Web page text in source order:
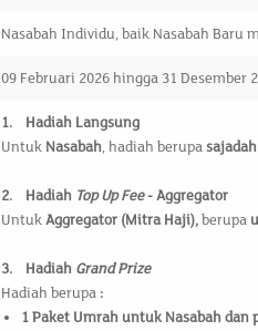
Nasabah Individu, baik Nasabah Baru
09 Februari 2026 hingga 31 Desember
1. Hadiah Langsung
Untuk Nasabah, hadiah berupa
2. Hadiah Top Up Fee- Aggregator
UntukAggregator (Mitra Haji),berupa
3. Hadiah Grand Prize
Hadiah berupa :
1 Paket Umrah untuk Nasabah dan